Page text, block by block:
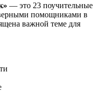
— это 23 поучительные
помощниками в
важной теме для